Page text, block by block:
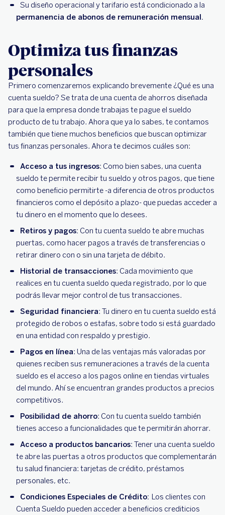
Su diseño operacional y tarifario está condicionado a la
permanencia de abonos de remuneración mensual.
Optimiza tus finanzas
personales
Primero comenzaremos explicando brevemente ¿Qué es una
cuenta sueldo? Se trata de una cuenta de ahorros diseñada
para que la empresa donde trabajas te pague el sueldo
producto de tu trabajo. Ahora que ya lo sabes, te contamos
también que tiene muchos beneficios que buscan optimizar
tus finanzas personales. Ahora te decimos cuáles son:
Acceso a tus ingresos: Como bien sabes, una cuenta
sueldo te permite recibir tu sueldo y otros pagos, que tiene
como beneficio permitirte -a diferencia de otros productos
financieros como el depósito a plazo- que puedas acceder a
tu dinero en el momento que lo desees.
Retiros y pagos: Con tu cuenta sueldo te abre muchas
puertas, como hacer pagos a través de transferencias o
retirar dinero con o sin una tarjeta de débito.
Historial de transacciones: Cada movimiento que
realices en tu cuenta sueldo queda registrado, por lo que
podrás llevar mejor control de tus transacciones.
Seguridad financiera: Tu dinero en tu cuenta sueldo está
protegido de robos o estafas, sobre todo si está guardado
en una entidad con respaldo y prestigio.
Pagos en línea: Una de las ventajas más valoradas por
quienes reciben sus remuneraciones a través de la cuenta
sueldo es el acceso a los pagos online en tiendas virtuales
del mundo. Ahí se encuentran grandes productos a precios
competitivos.
Posibilidad de ahorro: Con tu cuenta sueldo también
tienes acceso a funcionalidades que te permitirán ahorrar.
Acceso a productos bancarios: Tener una cuenta sueldo
te abre las puertas a otros productos que complementarán
tu salud financiera: tarjetas de crédito, préstamos
personales, etc.
Condiciones Especiales de Crédito: Los clientes con
Cuenta Sueldo pueden acceder a beneficios crediticios